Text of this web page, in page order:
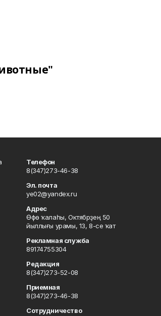
Телефон
8(347)273-46-38
Эл. почта
ye02@yandex.ru
Адрес
Өфө ҡалаһы, Октябрҙең 50
йыллығы урамы, 13, 8-се ҡат
Рекламная служба
89174755304
Редакция
8(347)273-52-08
Приемная
8(347)273-46-38
Сотрудничество